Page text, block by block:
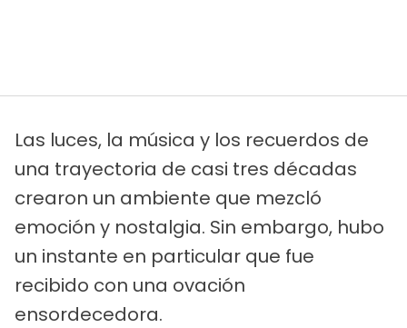
Las luces, la música y los recuerdos de
una trayectoria de casi tres décadas
crearon un ambiente que mezcló
emoción y nostalgia. Sin embargo, hubo
un instante en particular que fue
recibido con una ovación
ensordecedora.